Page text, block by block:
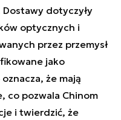
dotyczyły
optycznych i
przez przemysł
jako
że mają
co pozwala Chinom
i twierdzić, że